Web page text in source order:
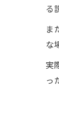
る
ま
な
実
っ